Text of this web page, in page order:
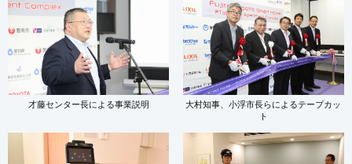
才藤センター長による事業説明
大村知事、小浮市長らによるテープカッ
ト